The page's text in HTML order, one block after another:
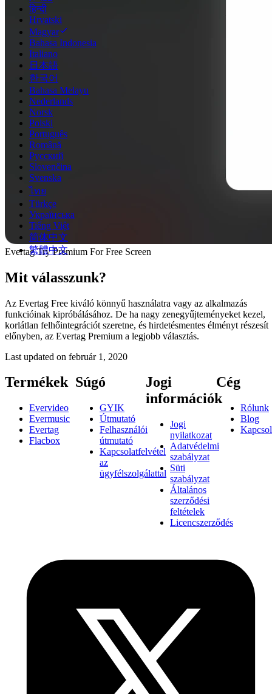
हिन्दी
Hrvatski
Magyar
Bahasa Indonesia
Italiano
日本語
한국어
Bahasa Melayu
Nederlands
Norsk
Polski
Português
Română
Русский
Slovenčina
Svenska
ไทย
Türkçe
Українська
Tiếng Việt
简体中文
繁體中文
Evertag Try Premium For Free Screen
Mit válasszunk?
Az Evertag Free kiváló könnyű használatra vagy az alkalmazás
funkcióinak kipróbálásához. De ha nagy zenegyűjteményeket kezel,
korlátlan felhőintegrációt szeretne, és hirdetésmentes élményt részesít
előnyben, az Evertag Premium a legjobb választás.
Last updated on február 1, 2020
Termékek
Evervideo
Evermusic
Evertag
Flacbox
Súgó
GYIK
Útmutató
Felhasználói
útmutató
Kapcsolatfelvétel
az
ügyfélszolgálattal
Jogi
információk
Jogi
nyilatkozat
Adatvédelmi
szabályzat
Süti
szabályzat
Általános
szerződési
feltételek
Licencszerződés
Cég
Rólunk
Blog